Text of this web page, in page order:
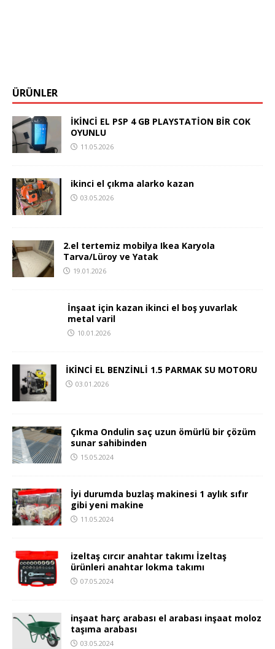
ÜRÜNLER
İKİNCİ EL PSP 4 GB PLAYSTATİON BİR COK
OYUNLU
11.05.2026
ikinci el çıkma alarko kazan
03.05.2026
2.el tertemiz mobilya Ikea Karyola
Tarva/Lüroy ve Yatak
19.01.2026
İnşaat için kazan ikinci el boş yuvarlak
metal varil
10.01.2026
İKİNCİ EL BENZİNLİ 1.5 PARMAK SU MOTORU
03.01.2026
Çıkma Ondulin saç uzun ömürlü bir çözüm
sunar sahibinden
15.05.2024
İyi durumda buzlaş makinesi 1 aylık sıfır
gibi yeni makine
11.05.2024
izeltaş cırcır anahtar takımı İzeltaş
ürünleri anahtar lokma takımı
07.05.2024
inşaat harç arabası el arabası inşaat moloz
taşıma arabası
03.05.2024